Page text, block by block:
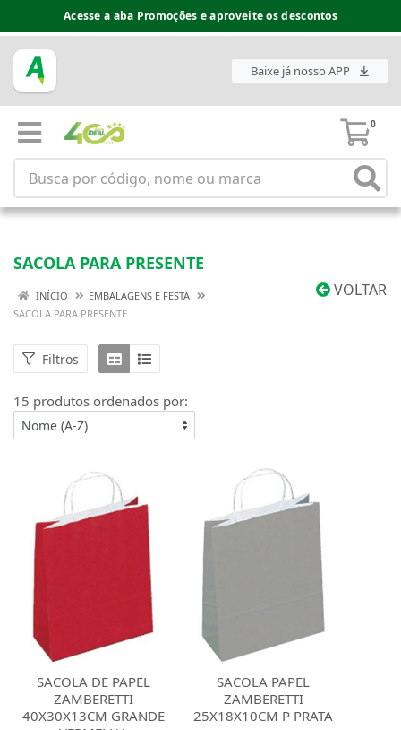
Acesse a aba Promoções e aproveite os descontos
Baixe já nosso APP
0
SACOLA PARA PRESENTE
VOLTAR
INÍCIO
EMBALAGENS E FESTA
SACOLA PARA PRESENTE
Filtros
15 produtos ordenados por:
SACOLA DE PAPEL
ZAMBERETTI
40X30X13CM GRANDE
SACOLA PAPEL
ZAMBERETTI
25X18X10CM P PRATA